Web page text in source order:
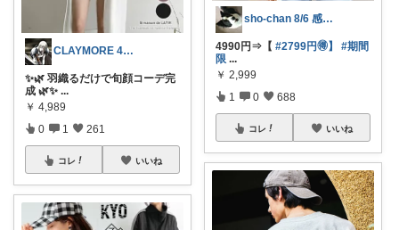
CLAYMORE 4日経由購入感謝です
✨🌿 羽織るだけで旬顔コーデ完
成 🌿✨ ...
￥ 4,989
0 1 261
コレ いいね
sho-chan 8/6 感謝🩷
4990円⇒【 #2799円🉐】
#期間
限 ...
￥ 2,999
1 0 688
コレ いいね